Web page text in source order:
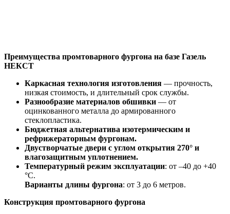
Преимущества промтоварного фургона на базе Газель
НЕКСТ
Каркасная технология изготовления — прочность,
низкая стоимость, и длительный срок службы.
Разнообразие материалов обшивки — от
оцинкованного металла до армированного
стеклопластика.
Бюджетная альтернатива изотермическим и
рефрижераторным фургонам.
Двустворчатые двери с углом открытия 270° и
влагозащитным уплотнением.
Температурный режим эксплуатации: от –40 до +40
°C.
Варианты длины фургона: от 3 до 6 метров.
Конструкция промтоварного фургона